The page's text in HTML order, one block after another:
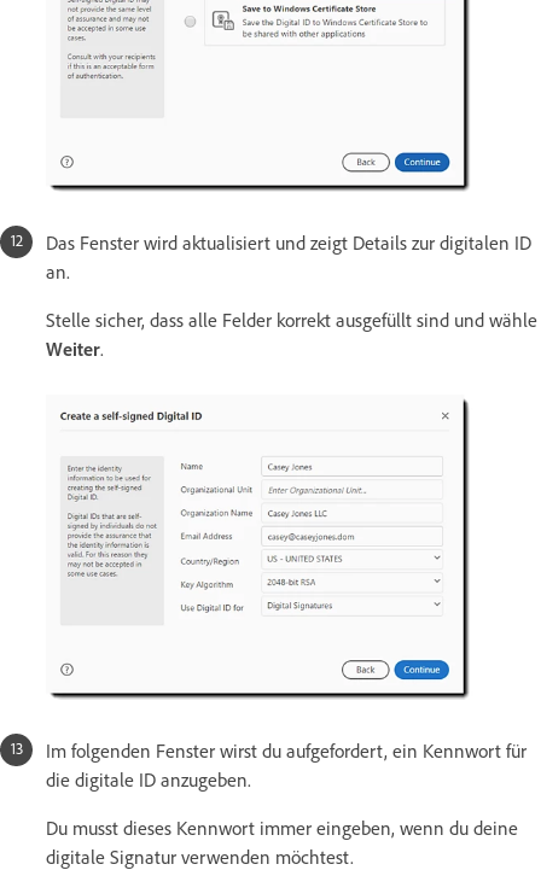
Das Fenster wird aktualisiert und zeigt Details zur digitalen ID
an.
Stelle sicher, dass alle Felder korrekt ausgefüllt sind und wähle
Weiter.
Im folgenden Fenster wirst du aufgefordert, ein Kennwort für
die digitale ID anzugeben.
Du musst dieses Kennwort immer eingeben, wenn du deine
digitale Signatur verwenden möchtest.